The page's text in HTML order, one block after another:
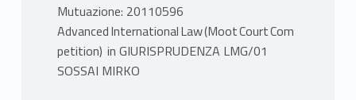
Mutuazione: 20110596
Advanced International Law (Moot Court Com
petition) in GIURISPRUDENZA LMG/01
SOSSAI MIRKO